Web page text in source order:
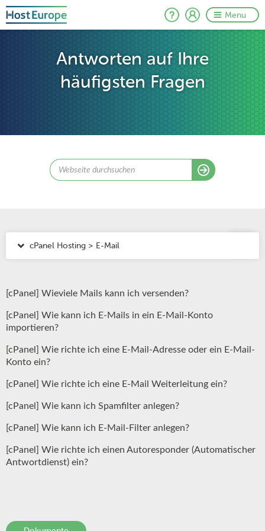
Menu
Antworten auf Ihre
häufigsten Fragen
cPanel Hosting > E-Mail
[cPanel] Wieviele Mails kann ich versenden?
[cPanel] Wie kann ich E-Mails in ein E-Mail-Konto
importieren?
[cPanel] Wie richte ich eine E-Mail-Adresse oder ein E-Mail-
Konto ein?
[cPanel] Wie richte ich eine E-Mail Weiterleitung ein?
[cPanel] Wie kann ich Spamfilter anlegen?
[cPanel] Wie kann ich E-Mail-Filter anlegen?
[cPanel] Wie richte ich einen Autoresponder (Automatischer
Antwortdienst) ein?